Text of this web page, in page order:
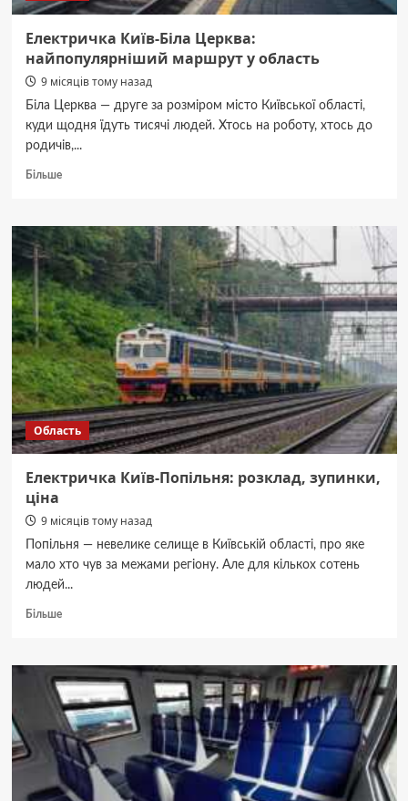
(FAI)
Електричка Київ-Біла Церква:
найпопулярніший маршрут у область
9 місяців тому назад
Біла Церква — друге за розміром місто Київської області,
куди щодня їдуть тисячі людей. Хтось на роботу, хтось до
родичів,...
БільшеДокладніше
Київ-
Біла
Церква:
найпопулярніший
маршрут
у
область
Область
Електричка Київ-Попільня: розклад, зупинки,
ціна
9 місяців тому назад
Попільня — невелике селище в Київській області, про яке
мало хто чув за межами регіону. Але для кількох сотень
людей...
БільшеДокладніше
Київ-
Попільня:
розклад,
зупинки,
ціна